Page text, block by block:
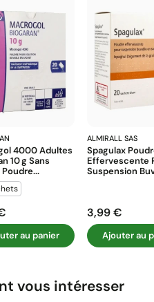
4000 Adultes
10 G Sans
au panier
ALMIRALL SAS
Spagulax
Effervescente
Suspension
Prix
3,99 €
Ajouter au
vous intéresser